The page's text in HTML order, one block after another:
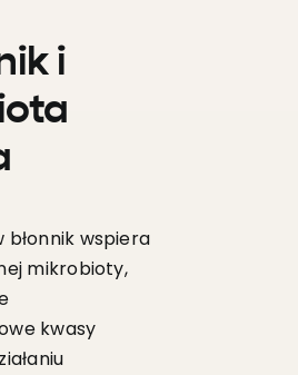
i
wspiera
mikrobioty,
kwasy